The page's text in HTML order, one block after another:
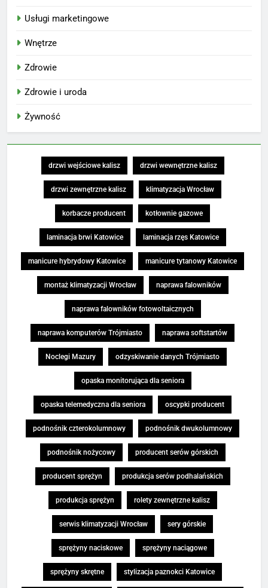
Usługi marketingowe
Wnętrze
Zdrowie
Zdrowie i uroda
Żywność
drzwi wejściowe kalisz drzwi wewnętrzne kalisz
drzwi zewnętrzne kalisz klimatyzacja Wrocław
korbacze producent kotłownie gazowe
laminacja brwi Katowice laminacja rzęs Katowice
manicure hybrydowy Katowice manicure tytanowy Katowice
montaż klimatyzacji Wrocław naprawa falowników
naprawa falowników fotowoltaicznych
naprawa komputerów Trójmiasto naprawa softstartów
Noclegi Mazury odzyskiwanie danych Trójmiasto
opaska monitorująca dla seniora
opaska telemedyczna dla seniora oscypki producent
podnośnik czterokolumnowy podnośnik dwukolumnowy
podnośnik nożycowy producent serów górskich
producent sprężyn produkcja serów podhalańskich
produkcja sprężyn rolety zewnętrzne kalisz
serwis klimatyzacji Wrocław sery górskie
sprężyny naciskowe sprężyny naciągowe
sprężyny skrętne stylizacja paznokci Katowice